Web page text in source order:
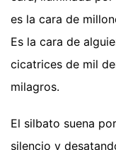
es la cara de
Es la cara de
cicatrices de mil
milagros.
El silbato suena
silencio y